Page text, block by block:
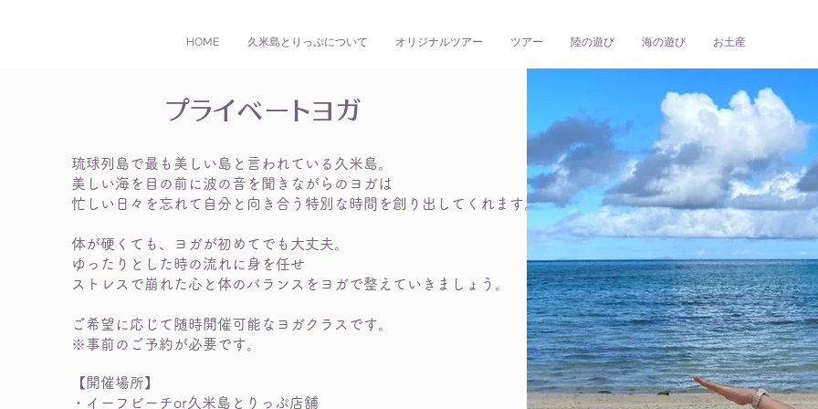
HOME 久米島とりっぷについて オリジナルツアー ツアー 陸の遊び 海の遊び お土産
プライベートヨガ
琉球列島で最も美しい島と言われている久米島。
美しい海を目の前に波の音を聞きながらのヨガは
忙しい日々を忘れて 自分と向き合う特別な時間を創り出してくれます。
体が硬くても、ヨ ガが初めてでも大丈夫。
ゆったりとした時の流れに身を任せ
ストレスで崩れた心と体のバランスを ヨガで整えて いきましょう。
ご希望に応じて随時開催可能なヨガクラスです。
※事前のご予約が必要です。
【開催場所】
・イーフビーチor久米島とりっぷ店舗